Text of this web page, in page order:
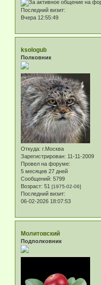
Последний визит:
Вчера 12:55:49
ksologub
Полковник
Откуда: г.Москва
Зарегистрирован: 11-11-2009
Провел на форуме:
5 месяцев 27 дней
Сообщений: 5799
Возраст: 51 [1975-02-06]
Последний визит:
06-02-2026 18:07:53
Молитовский
Подполковник